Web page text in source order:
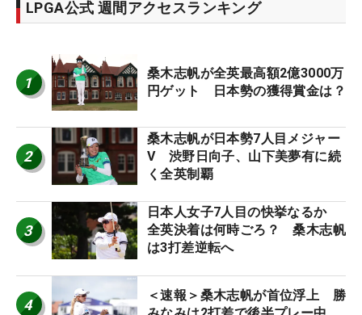
LPGA公式 週間アクセスランキング
1
桑木志帆が全英最高額2億3000万
円ゲット 日本勢の獲得賞金は？
2
桑木志帆が日本勢7人目メジャー
V 渋野日向子、山下美夢有に続
く全英制覇
3
日本人女子7人目の快挙なるか
全英決着は何時ごろ？ 桑木志帆
は3打差逆転へ
4
＜速報＞桑木志帆が首位浮上 勝